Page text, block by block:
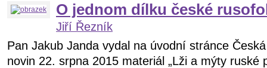
O jednom dílku české
Jiří Řezník
Pan Jakub Janda vydal na úvodní stránce
novin 22. srpna 2015 materiál „Lži a mýty ruské